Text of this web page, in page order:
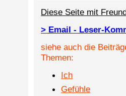
Diese Seite mit
> Email - Leser-
siehe auch die
Themen:
Ich
Gefühle